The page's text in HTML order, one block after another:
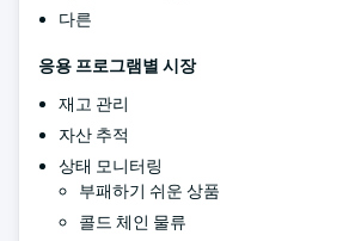
다른
응용 프로그램별 시장
재고 관리
자산 추적
상태 모니터링
부패하기 쉬운 상품
콜드 체인 물류